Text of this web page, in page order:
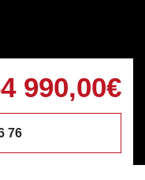
990,00€
76